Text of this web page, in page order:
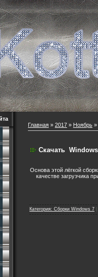
Главная » 2017 » Ноябрь »
Скачать
Основа этой лёгкой
качестве загрузчика
Категория: Сборки Windows 7